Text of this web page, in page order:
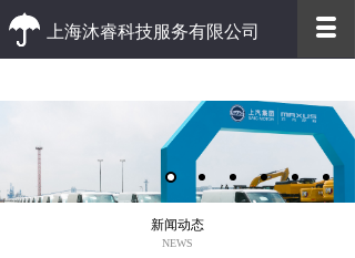
上海沐睿科技服务有限公司
优质的客户服务 高效的办事效率
新闻动态
NEWS